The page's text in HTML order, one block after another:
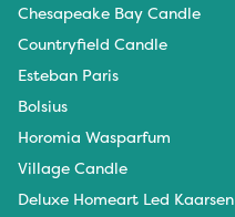
Chesapeake Bay Candle
Countryfield Candle
Esteban Paris
Bolsius
Horomia Wasparfum
Village Candle
Deluxe Homeart Led Kaarsen